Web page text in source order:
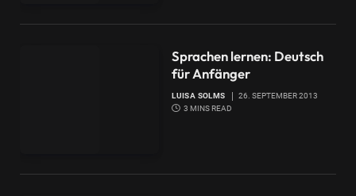
Sprachen lernen: Deutsch
für Anfänger
LUISA SOLMS
26. SEPTEMBER 2013
3 MINS READ